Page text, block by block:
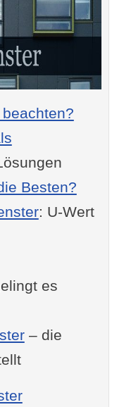
Besten?
: U-Wert
es
– die